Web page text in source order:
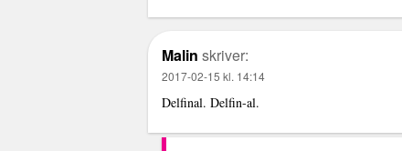
Malin skriver:
2017-02-15 kl. 14:14
Delfinal. Delfin-al.